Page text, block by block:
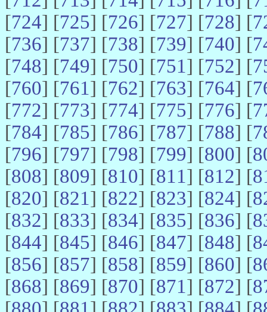
[724] [725] [726] [727] [728] [
[736] [737] [738] [739] [740] [
[748] [749] [750] [751] [752] [
[760] [761] [762] [763] [764] [
[772] [773] [774] [775] [776] [
[784] [785] [786] [787] [788] [
[796] [797] [798] [799] [800] [
[808] [809] [810] [811] [812] [
[820] [821] [822] [823] [824] [
[832] [833] [834] [835] [836] [
[844] [845] [846] [847] [848] [
[856] [857] [858] [859] [860] [
[868] [869] [870] [871] [872] [